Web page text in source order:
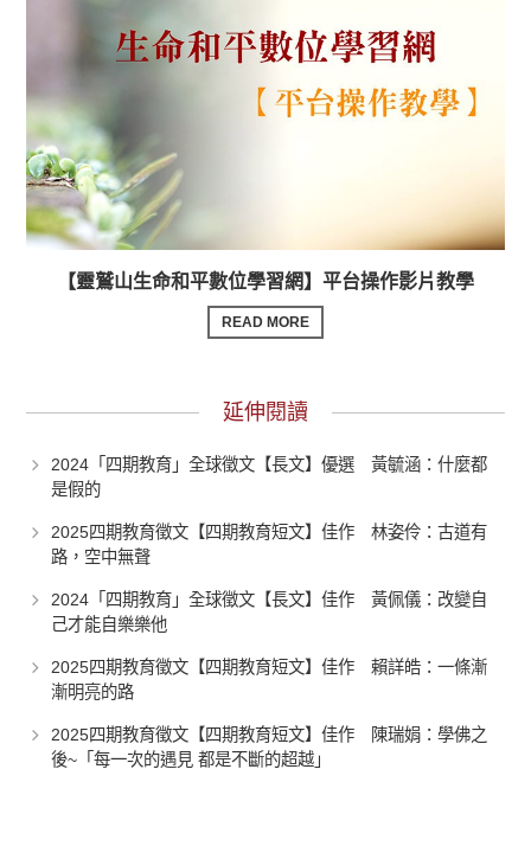
【靈鷲山生命和平數位學習網】平台操作影片教學
READ MORE
延伸閱讀
2024「四期教育」全球徵文【長文】優選 黃毓涵：什麼都
是假的
2025四期教育徵文【四期教育短文】佳作 林姿伶：古道有
路，空中無聲
2024「四期教育」全球徵文【長文】佳作 黃佩儀：改變自
己才能自樂樂他
2025四期教育徵文【四期教育短文】佳作 賴詳皓：一條漸
漸明亮的路
2025四期教育徵文【四期教育短文】佳作 陳瑞娟：學佛之
後~「每一次的遇見 都是不斷的超越」